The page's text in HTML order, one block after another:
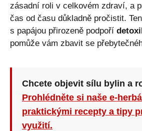
zásadní roli v celkovém zdraví, a
čas od času důkladně pročistit.
s papájou přirozeně podpoří
pomůže vám zbavit se
Chcete objevit sílu bylin a
Prohlédněte si naše e-
praktickými recepty a tipy
využití.